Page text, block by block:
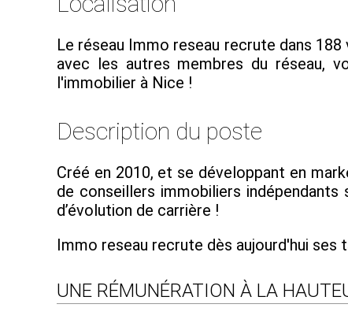
Le réseau Immo reseau recrute dans
avec les autres membres du réseau,
l'immobilier à Nice !
Description du poste
Créé en 2010, et se développant en
de conseillers immobiliers
d’évolution de carrière !
Immo reseau recrute dès aujourd'hui ses
UNE RÉMUNÉRATION À LA